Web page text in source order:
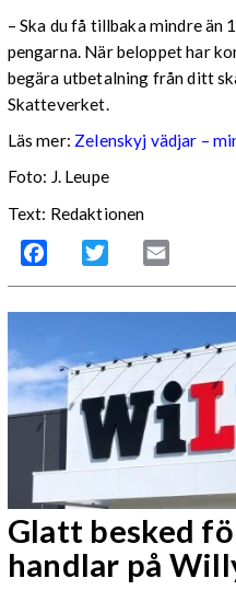
– Ska du få tillbaka mindre
pengarna. När beloppet har
begära utbetalning från ditt
Skatteverket.
Läs mer: Zelenskyj vädjar –
Foto: J. Leupe
Text: Redaktionen
Facebook Twitter
Glatt besked
handlar på